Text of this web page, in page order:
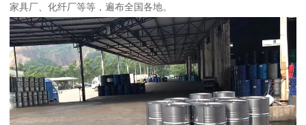
家具厂、化纤厂等等，遍布全国各地。